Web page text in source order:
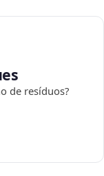
de resíduos?